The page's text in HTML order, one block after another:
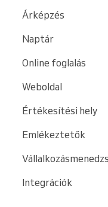
Árképzés
Naptár
Online foglalás
Weboldal
Értékesítési hely
Emlékeztetők
Integrációk